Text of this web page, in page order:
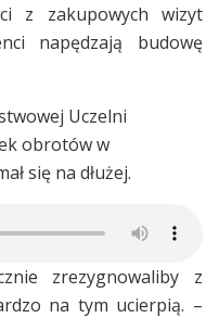
z zakupowych wizyt
napędzają budowę
Uczelni
obrotów w
się na dłużej.
zrezygnowaliby z
na tym ucierpią. –